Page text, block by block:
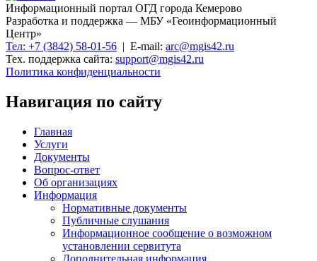
Информационный портал ОГД города Кемерово
Разработка и поддержка — МБУ «Геоинформационный
Центр»
Тел: +7 (3842) 58-01-56 | E-mail: arc@mgis42.ru
Тех. поддержка сайта: support@mgis42.ru
Политика конфиденциальности
Навигация по сайту
Главная
Услуги
Документы
Вопрос-ответ
Об организациях
Информация
Нормативные документы
Публичные слушания
Информационное сообщение о возможном
установлении сервитута
Дополнительная информация